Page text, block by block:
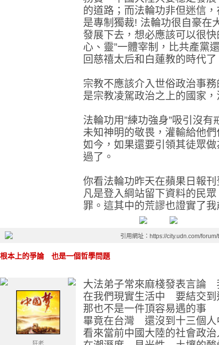
的道路；而法輪功非但迷信
是專制獨裁! 法輪功很自豪在
發展下去，想必應該可以很
心、靈”一體宰制，比共產黨
回慈禧太后和白蓮教的時代了
宗教不應該介入世俗政治事
是宗教凌駕政治之上的國家
法輪功用”練功強身”吸引沒
未知神明的敬畏，灌輸給他
如今，如果還要引領其徒眾
過了。
你看法輪功昨天在蘋果日報
凡是登入綱站留下資料的民
罪。這其中的荒謬也證實了
引用網址：https://city.udn.com/
根本上的爭論 也是一個哲學問題
狂老
大法弟子常來麻棧發表言論
在我們現實生活中 要結交到
那也不是一件頂容易遇的事
畢竟在台灣 還沒到十三個人
看來當前中國大陸的社會政